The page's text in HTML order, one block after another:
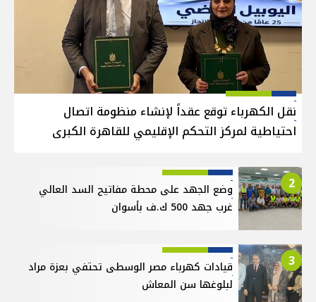
نقل الكهرباء توقع عقداً لإنشاء منظومة اتصال
احتياطية لمركز التحكم الإقليمي للقاهرة الكبرى
2
وضع الجهد على محطة مفاتيح السد العالي
غرب جهد 500 ك.ف بأسوان
3
قيادات كهرباء مصر الوسطى تحتفي بعزة مراد
لبلوغها سن المعاش